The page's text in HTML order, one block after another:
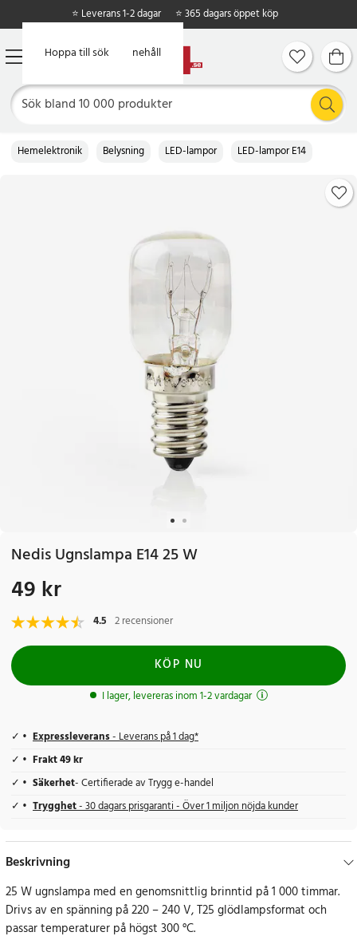
Hoppa till huvudinnehåll
Hoppa till sök
⭐ Leverans 1-2 dagar ⭐ 365 dagars öppet köp
Hemelektronik Belysning LED-lampor LED-lampor E14
Nedis Ugnslampa E14 25 W
Pris: 49 kr
49 kr
4.5 2 recensioner
KÖP NU
I lager, levereras inom 1-2 vardagar
Expressleverans- Leverans på 1 dag*
Frakt 49 kr
Säkerhet- Certifierade av Trygg e-handel
Trygghet- 30 dagars prisgaranti - Över 1 miljon nöjda kunder
Beskrivning
25 W ugnslampa med en genomsnittlig brinntid på 1 000 timmar.
Drivs av en spänning på 220 – 240 V, T25 glödlampsformat och
passar temperaturer på högst 300 °C.